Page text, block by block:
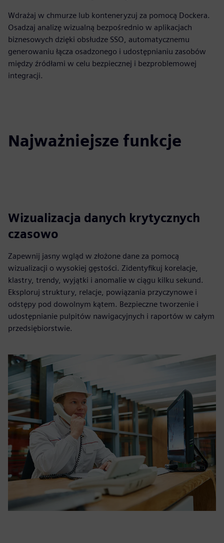
Wdrażaj w chmurze lub konteneryzuj za pomocą Dockera.
Osadzaj analizę wizualną bezpośrednio w aplikacjach
biznesowych dzięki obsłudze SSO, automatycznemu
generowaniu łącza osadzonego i udostępnianiu zasobów
między źródłami w celu bezpiecznej i bezproblemowej
integracji.
Najważniejsze funkcje
Wizualizacja danych krytycznych
czasowo
Zapewnij jasny wgląd w złożone dane za pomocą
wizualizacji o wysokiej gęstości. Zidentyfikuj korelacje,
klastry, trendy, wyjątki i anomalie w ciągu kilku sekund.
Eksploruj struktury, relacje, powiązania przyczynowe i
odstępy pod dowolnym kątem. Bezpieczne tworzenie i
udostępnianie pulpitów nawigacyjnych i raportów w całym
przedsiębiorstwie.